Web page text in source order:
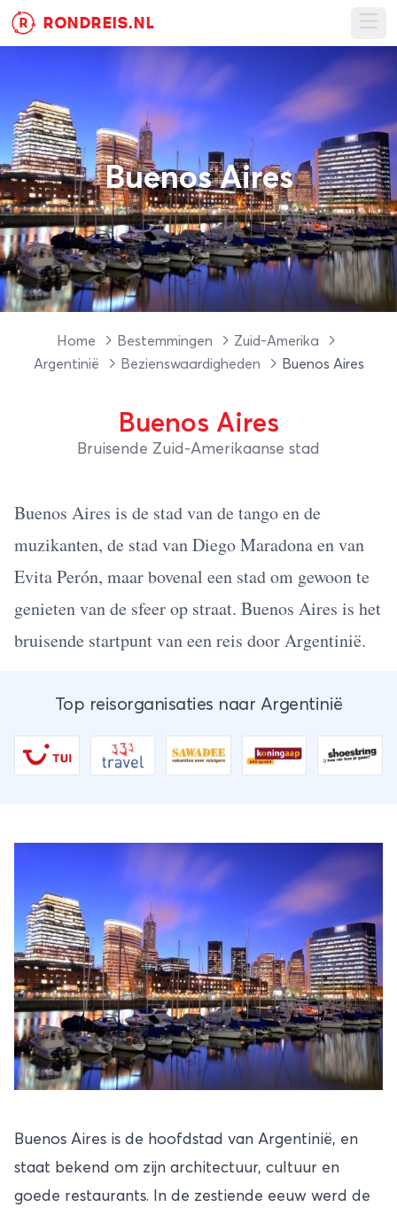
R RONDREIS.NL
Buenos Aires
Home Bestemmingen
Zuid-Amerika
Argentinië
Bezienswaardigheden Buenos Aires
Buenos Aires
Bruisende Zuid-Amerikaanse stad
Buenos Aires is de stad van de tango en de
muzikanten, de stad van Diego Maradona en van
Evita Perón, maar bovenal een stad om gewoon te
genieten van de sfeer op straat. Buenos Aires is het
bruisende startpunt van een reis door Argentinië.
Top reisorganisaties naar Argentinië
Buenos Aires is de hoofdstad van Argentinië, en
staat bekend om zijn architectuur, cultuur en
goede restaurants. In de zestiende eeuw werd de